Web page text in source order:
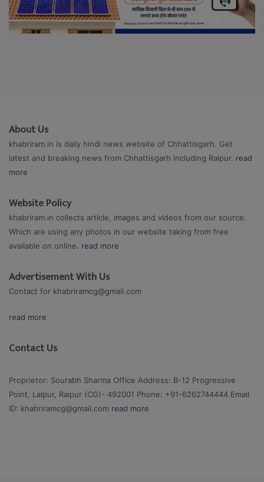
About Us
khabriram.in is daily hindi news website of Chhattisgarh. Get
latest and breaking news from Chhattisgarh including Raipur. read
more
Website Policy
khabriram.in collects article, images and videos from our source.
Which are using any photos in our website taking from free
available on online. read more
Advertisement With Us
Contact for khabriramcg@gmail.com
read more
Contact Us
Proprietor: Sourabh Sharma Office Address: B-12 Progressive
Point, Lalpur, Raipur (CG)- 492001 Phone: +91-6262744444 Email
ID: khabriramcg@gmail.com read more